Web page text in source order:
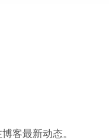
客最新动态。